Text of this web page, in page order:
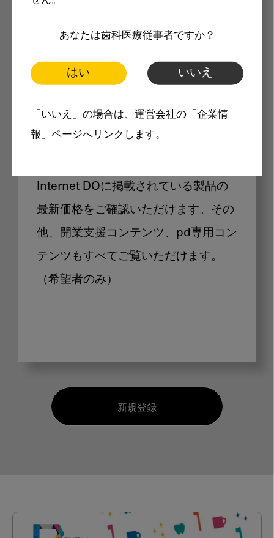
あなたは歯科医療従事者ですか？
はい いいえ
「いいえ」の場合は、運営会社の「企業情
報」ページへリンクします。
製品価格も閲覧可能
Internet DOに掲載されている製品の
最新価格をご確認いただけます。その
他、開業支援コンテンツ、pd専用コン
テンツもすべてご覧いただけます。
（希望者のみ）
新規登録